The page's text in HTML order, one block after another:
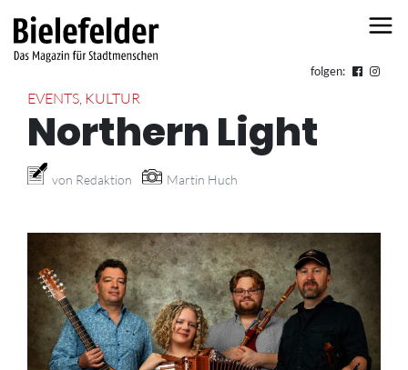
folgen:
EVENTS, KULTUR
Northern Light
von Redaktion Martin Huch